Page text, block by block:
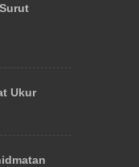
Ukur